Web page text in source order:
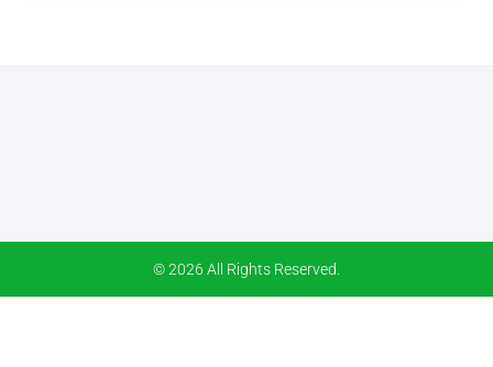
© 2026 All Rights Reserved.